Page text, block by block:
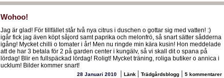
Wohoo!
Jag är glad! För tillfället står två nya citrus i duschen o gottar sig med vatten! :)
igår fick jag även köpt såjord samt paprika och melonfrö, så snart sätter sådderna
igång! Mycket chilli o tomater i år! Men nu ringde min kära kusin! Hon meddelade
att de har 3 betala för 2 på garden center i kungälv, så vi skall dit o spana på
lördag! Blir en fullspäckad lördag! Roligt! Mycket träning, roliga butiker o annica i
ucklum! Bilder kommer snart!
28 Januari 2010 | Länk | Trädgårdsblogg | 5 kommentarer